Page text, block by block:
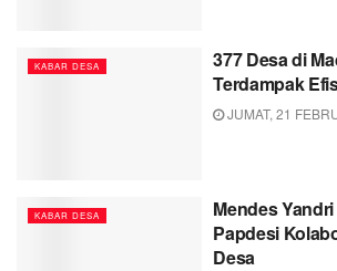
KABAR DESA
377 Desa di
Terdampak
JUMAT, 21
KABAR DESA
Mendes
Papdesi
Desa